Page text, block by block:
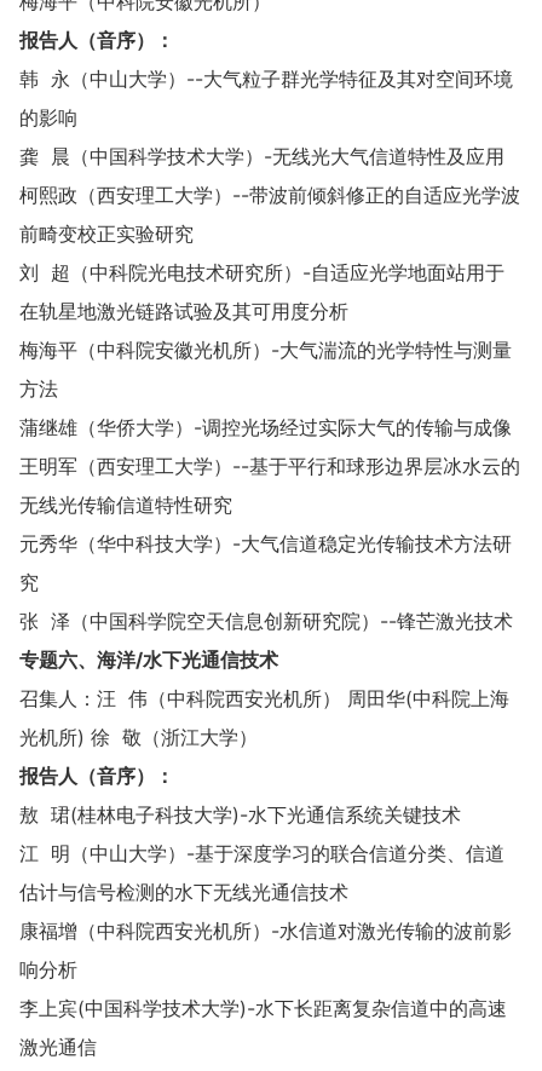
报告人（音序）：
韩 永（中山大学）--大气粒子群光学特征及其对空间环境
的影响
龚 晨（中国科学技术大学）-无线光大气信道特性及应用
柯熙政（西安理工大学）--带波前倾斜修正的自适应光学波
前畸变校正实验研究
刘 超（中科院光电技术研究所）-自适应光学地面站用于
在轨星地激光链路试验及其可用度分析
梅海平（中科院安徽光机所）-大气湍流的光学特性与测量
方法
蒲继雄（华侨大学）-调控光场经过实际大气的传输与成像
王明军（西安理工大学）--基于平行和球形边界层冰水云的
无线光传输信道特性研究
元秀华（华中科技大学）-大气信道稳定光传输技术方法研
究
张 泽（中国科学院空天信息创新研究院）--锋芒激光技术
专题六、海洋/水下光通信技术
召集人：汪 伟（中科院西安光机所） 周田华(中科院上海
光机所) 徐 敬（浙江大学）
报告人（音序）：
敖 珺(桂林电子科技大学)-水下光通信系统关键技术
江 明（中山大学）-基于深度学习的联合信道分类、信道
估计与信号检测的水下无线光通信技术
康福增（中科院西安光机所）-水信道对激光传输的波前影
响分析
李上宾(中国科学技术大学)-水下长距离复杂信道中的高速
激光通信